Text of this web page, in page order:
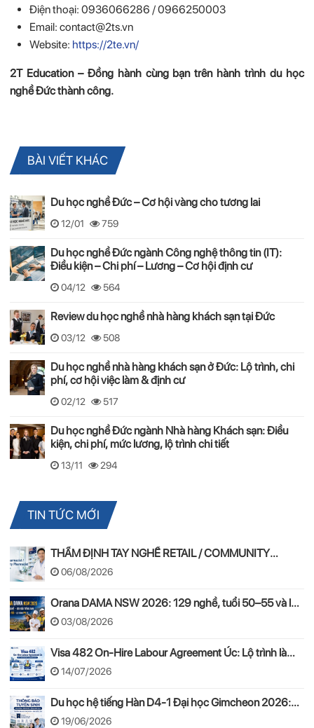
Điện thoại: 0936066286 / 0966250003
Email: contact@2ts.vn
Website: https://2te.vn/
2T Education – Đồng hành cùng bạn trên hành trình du học
nghề Đức thành công.
BÀI VIẾT KHÁC
Du học nghề Đức – Cơ hội vàng cho tương lai
12/01 759
Du học nghề Đức ngành Công nghệ thông tin (IT):
Điều kiện – Chi phí – Lương – Cơ hội định cư
04/12 564
Review du học nghề nhà hàng khách sạn tại Đức
03/12 508
Du học nghề nhà hàng khách sạn ở Đức: Lộ trình, chi
phí, cơ hội việc làm & định cư
02/12 517
Du học nghề Đức ngành Nhà hàng Khách sạn: Điều
kiện, chi phí, mức lương, lộ trình chi tiết
13/11 294
TIN TỨC MỚI
THẨM ĐỊNH TAY NGHỀ RETAIL / COMMUNITY
PHARMACIST ÚC 2026 – APC & OPRA
06/08/2026
Orana DAMA NSW 2026: 129 nghề, tuổi 50–55 và lộ
trình PR
03/08/2026
Visa 482 On-Hire Labour Agreement Úc: Lộ trình làm
việc hợp pháp theo mô hình On-Hire
14/07/2026
Du học hệ tiếng Hàn D4-1 Đại học Gimcheon 2026:
Tuyển sinh, chi phí, hồ sơ
19/06/2026